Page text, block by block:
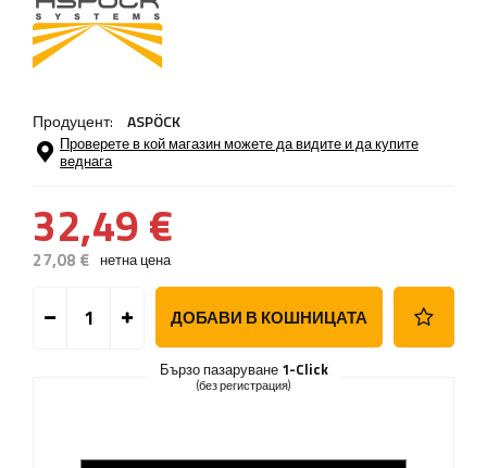
Продуцент: ASPÖCK
Проверете в кой магазин можете да видите и да купите
веднага
32,49 €
27,08 € нетна цена
ДОБАВИ В КОШНИЦАТА
Бързо пазаруване 1-Click
(без регистрация)